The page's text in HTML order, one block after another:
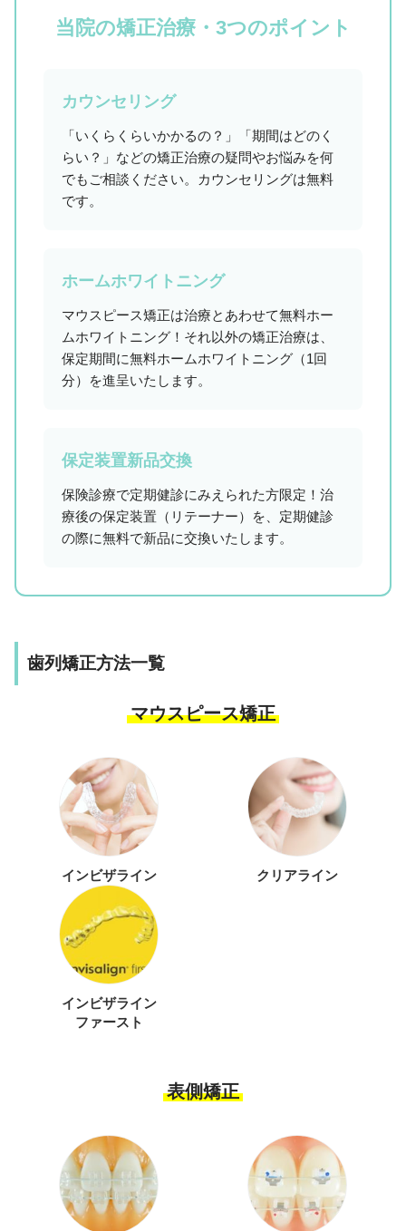
当院の矯正治療・3つのポイント
カウンセリング
「いくらくらいかかるの？」「期間はどのく
らい？」などの矯正治療の疑問やお悩みを何
でもご相談ください。カウンセリングは無料
です。
ホームホワイトニング
マウスピース矯正は治療とあわせて無料ホー
ムホワイトニング！それ以外の矯正治療は、
保定期間に無料ホームホワイトニング（1回
分）を進呈いたします。
保定装置新品交換
保険診療で定期健診にみえられた方限定！治
療後の保定装置（リテーナー）を、定期健診
の際に無料で新品に交換いたします。
歯列矯正方法一覧
マウスピース矯正
インビザライン クリアライン
インビザライン
ファースト
表側矯正